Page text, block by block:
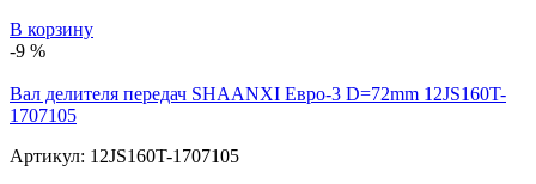
В корзину
-9 %
Вал делителя передач SHAANXI Евро-3 D=72mm 12JS160T-
1707105
Артикул: 12JS160T-1707105